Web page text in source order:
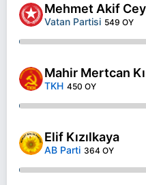
Mehmet Akif
Vatan Partisi 549 OY
Mahir Mertcan
TKH 450 OY
Elif Kızılkaya
AB Parti 364 OY